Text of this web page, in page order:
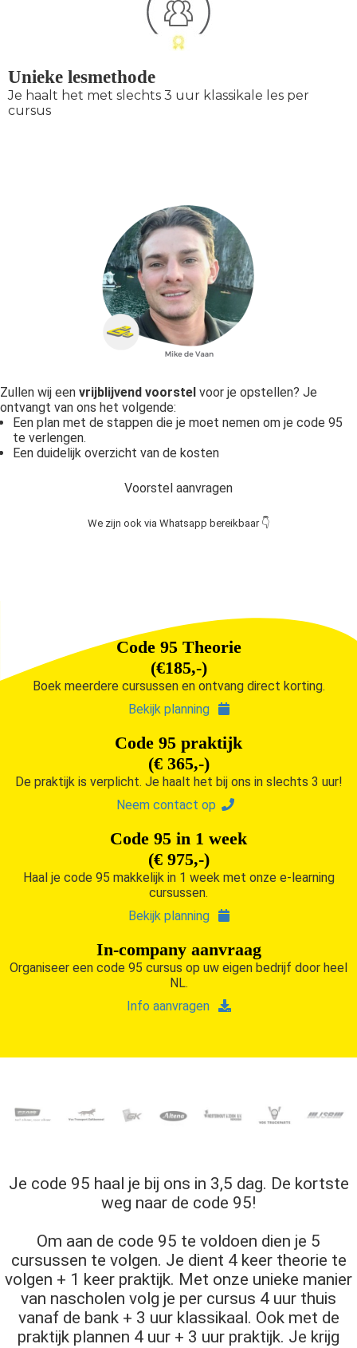
Unieke lesmethode
Je haalt het met slechts 3 uur klassikale les per
cursus
Zullen wij een vrijblijvend voorstel voor je opstellen? Je
ontvangt van ons het volgende:
Een plan met de stappen die je moet nemen om je code 95
te verlengen.
Een duidelijk overzicht van de kosten
Voorstel aanvragen
We zijn ook via Whatsapp bereikbaar 👇
Code 95 Theorie
(€185,-)
Boek meerdere cursussen en ontvang direct korting.
Bekijk planning
Code 95 praktijk
(€ 365,-)
De praktijk is verplicht. Je haalt het bij ons in slechts 3 uur!
Neem contact op
Code 95 in 1 week
(€ 975,-)
Haal je code 95 makkelijk in 1 week met onze e-learning
cursussen.
Bekijk planning
In-company aanvraag
Organiseer een code 95 cursus op uw eigen bedrijf door heel
NL.
Info aanvragen
Je code 95 haal je bij ons in 3,5 dag. De kortste
weg naar de code 95!
Om aan de code 95 te voldoen dien je 5
cursussen te volgen. Je dient 4 keer theorie te
volgen + 1 keer praktijk. Met onze unieke manier
van nascholen volg je per cursus 4 uur thuis
vanaf de bank + 3 uur klassikaal. Ook met de
praktijk plannen 4 uur + 3 uur praktijk. Je krijg